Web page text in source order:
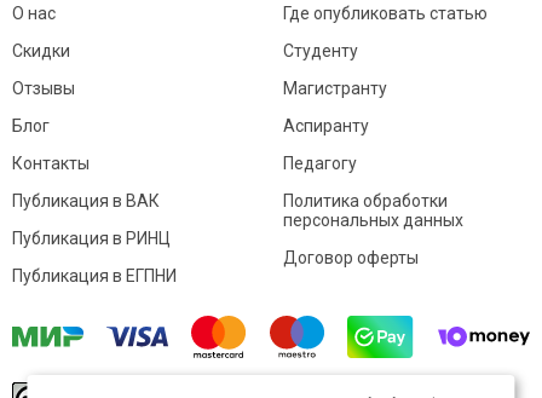
О нас
Скидки
Отзывы
Блог
Контакты
Где опубликовать статью
Студенту
Магистранту
Аспиранту
Педагогу
Публикация в ВАК
Публикация в РИНЦ
Публикация в ЕГПНИ
Политика обработки
персональных данных
Договор оферты